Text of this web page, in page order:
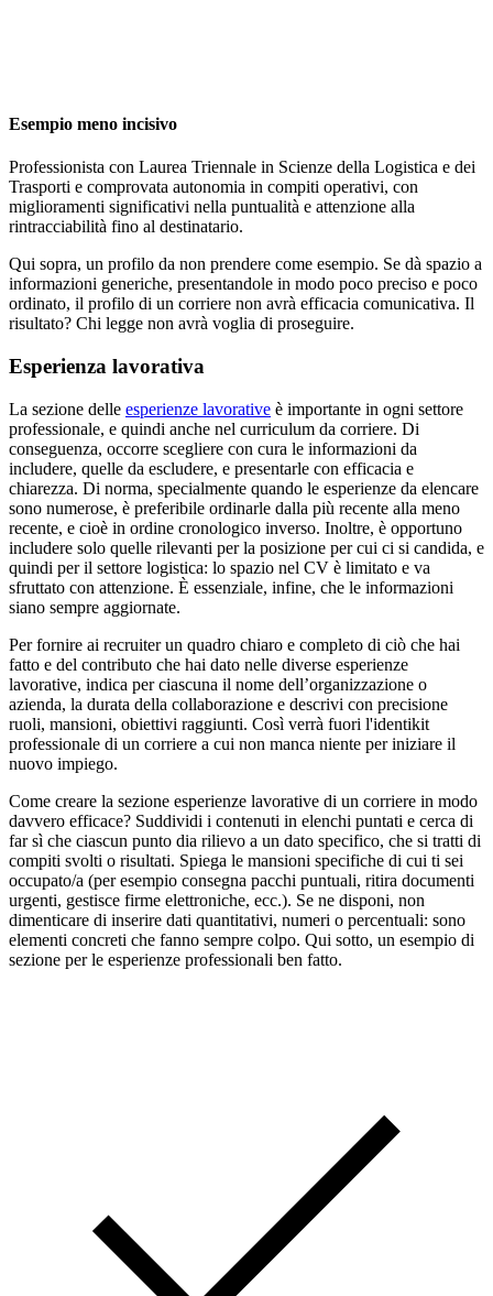
Esempio meno incisivo
Professionista con Laurea Triennale in Scienze della Logistica e dei
Trasporti e comprovata autonomia in compiti operativi, con
miglioramenti significativi nella puntualità e attenzione alla
rintracciabilità fino al destinatario.
Qui sopra, un profilo da non prendere come esempio. Se dà spazio a
informazioni generiche, presentandole in modo poco preciso e poco
ordinato, il profilo di un corriere non avrà efficacia comunicativa. Il
risultato? Chi legge non avrà voglia di proseguire.
Esperienza lavorativa
La sezione delle esperienze lavorative è importante in ogni settore
professionale, e quindi anche nel curriculum da corriere. Di
conseguenza, occorre scegliere con cura le informazioni da
includere, quelle da escludere, e presentarle con efficacia e
chiarezza. Di norma, specialmente quando le esperienze da elencare
sono numerose, è preferibile ordinarle dalla più recente alla meno
recente, e cioè in ordine cronologico inverso. Inoltre, è opportuno
includere solo quelle rilevanti per la posizione per cui ci si candida, e
quindi per il settore logistica: lo spazio nel CV è limitato e va
sfruttato con attenzione. È essenziale, infine, che le informazioni
siano sempre aggiornate.
Per fornire ai recruiter un quadro chiaro e completo di ciò che hai
fatto e del contributo che hai dato nelle diverse esperienze
lavorative, indica per ciascuna il nome dell’organizzazione o
azienda, la durata della collaborazione e descrivi con precisione
ruoli, mansioni, obiettivi raggiunti. Così verrà fuori l'identikit
professionale di un corriere a cui non manca niente per iniziare il
nuovo impiego.
Come creare la sezione esperienze lavorative di un corriere in modo
davvero efficace? Suddividi i contenuti in elenchi puntati e cerca di
far sì che ciascun punto dia rilievo a un dato specifico, che si tratti di
compiti svolti o risultati. Spiega le mansioni specifiche di cui ti sei
occupato/a (per esempio consegna pacchi puntuali, ritira documenti
urgenti, gestisce firme elettroniche, ecc.). Se ne disponi, non
dimenticare di inserire dati quantitativi, numeri o percentuali: sono
elementi concreti che fanno sempre colpo. Qui sotto, un esempio di
sezione per le esperienze professionali ben fatto.